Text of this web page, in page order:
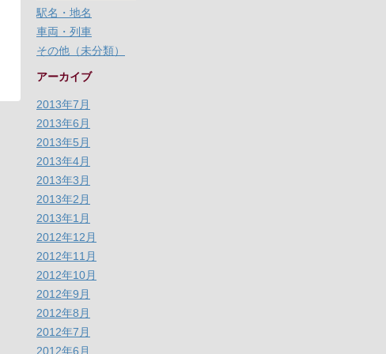
駅名・地名
車両・列車
その他（未分類）
アーカイブ
2013年7月
2013年6月
2013年5月
2013年4月
2013年3月
2013年2月
2013年1月
2012年12月
2012年11月
2012年10月
2012年9月
2012年8月
2012年7月
2012年6月